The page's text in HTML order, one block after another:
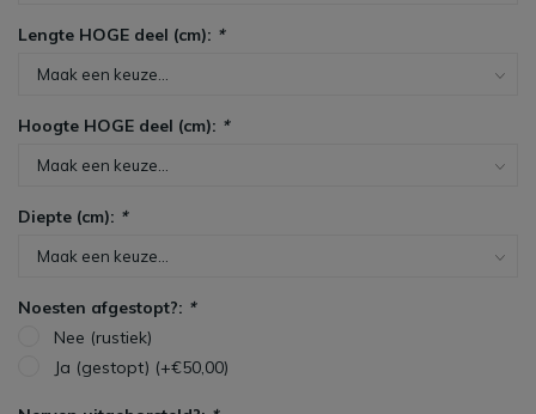
Lengte HOGE deel (cm): *
Hoogte HOGE deel (cm): *
Diepte (cm): *
Noesten afgestopt?: *
Nee (rustiek)
Ja (gestopt) (+€50,00)